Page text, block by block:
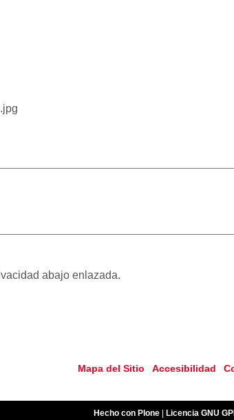
abajo enlazada.
Mapa del Sitio Accesibilidad
Hecho con Plone| Licencia GNU